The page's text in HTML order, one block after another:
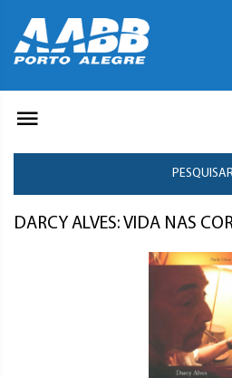
DARCY ALVES: VIDA NAS